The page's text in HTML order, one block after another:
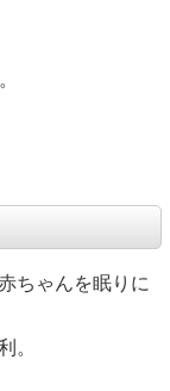
ちゃんを眠りに
。